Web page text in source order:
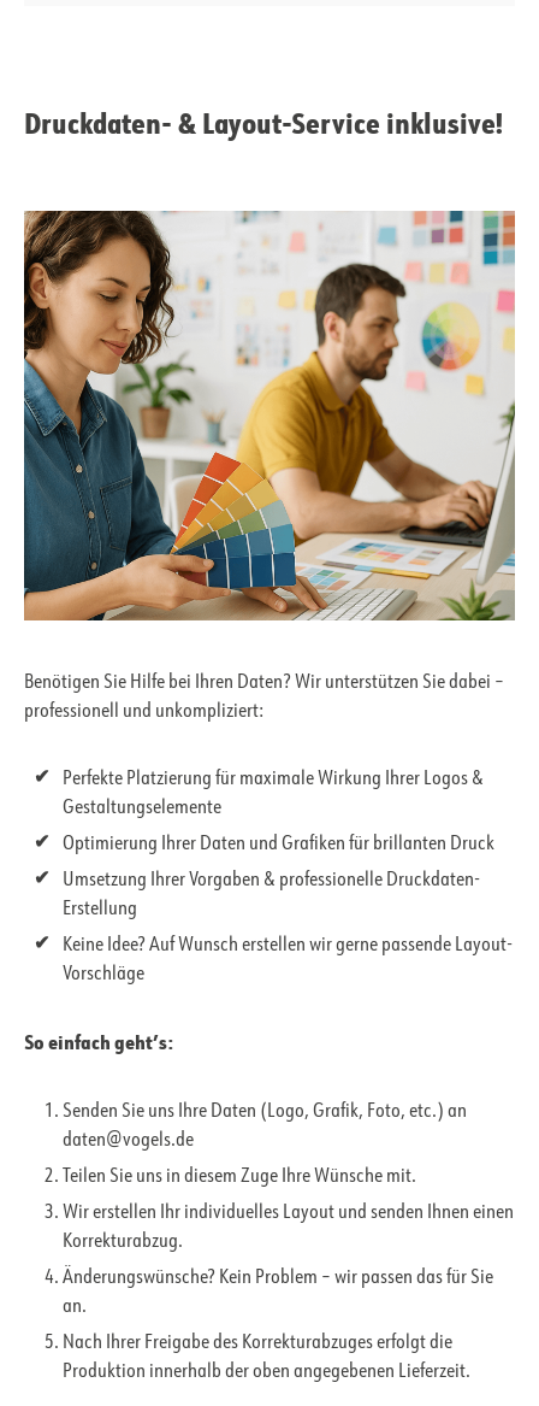
Druckdaten- & Layout-Service inklusive!
Benötigen Sie Hilfe bei Ihren Daten? Wir unterstützen Sie dabei –
professionell und unkompliziert:
Perfekte Platzierung für maximale Wirkung Ihrer Logos &
Gestaltungselemente
Optimierung Ihrer Daten und Grafiken für brillanten Druck
Umsetzung Ihrer Vorgaben & professionelle Druckdaten-
Erstellung
Keine Idee? Auf Wunsch erstellen wir gerne passende Layout-
Vorschläge
So einfach geht’s:
Senden Sie uns Ihre Daten (Logo, Grafik, Foto, etc.) an
daten@vogels.de
Teilen Sie uns in diesem Zuge Ihre Wünsche mit.
Wir erstellen Ihr individuelles Layout und senden Ihnen einen
Korrekturabzug.
Änderungswünsche? Kein Problem – wir passen das für Sie
an.
Nach Ihrer Freigabe des Korrekturabzuges erfolgt die
Produktion innerhalb der oben angegebenen Lieferzeit.